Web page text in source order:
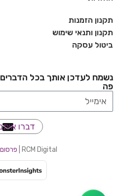
תקנון הזמנות
תקנון ותנאי שימוש
ביטול עסקה
נשמח לעדכן אותך בכל
פה
דברו
RCM Digital |